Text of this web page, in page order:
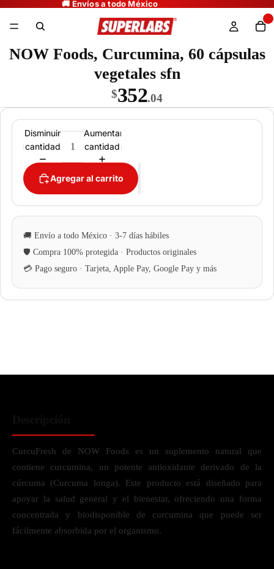
NOW Foods, Curcumina, 60 cápsulas
vegetales sfn
$352.04
Disminuir
cantidad
Aumentar
cantidad
Agregar al carrito
CurcuFresh de NOW Foods es un suplemento natural que
contiene curcumina, un potente antioxidante derivado de la
cúrcuma (Curcuma longa). Este producto está diseñado para
apoyar la salud general y el bienestar, ofreciendo una forma
concentrada y biodisponible de curcumina que puede ser
fácilmente absorbida por el organismo.